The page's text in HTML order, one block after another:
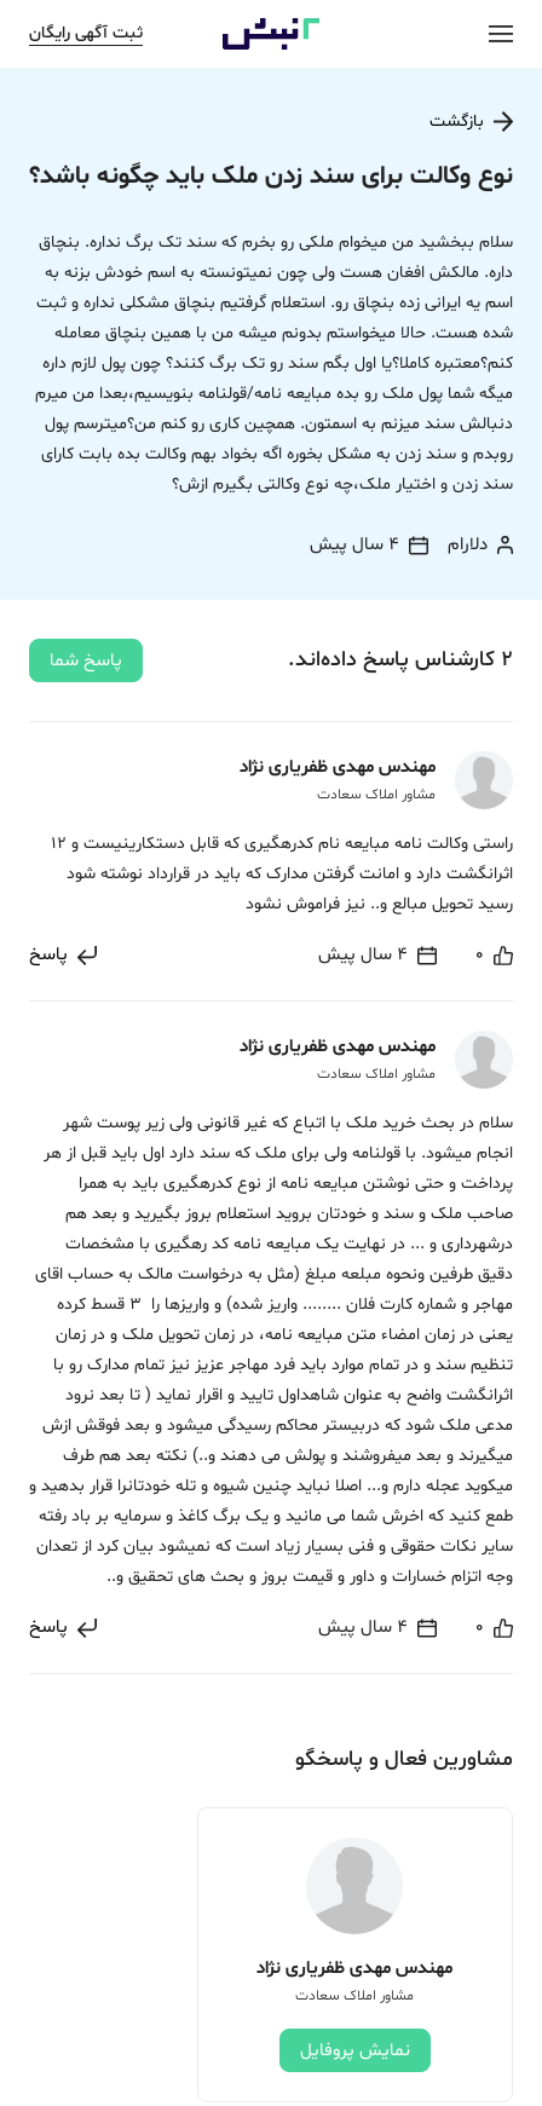
ثبت آگهی رایگان
بازگشت
نوع وکالت برای سند زدن ملک باید چگونه باشد؟
سلام ببخشید من میخوام ملکی رو بخرم که سند تک برگ نداره. بنچاق
داره. مالکش افغان هست ولی چون نمیتونسته به اسم خودش بزنه به
اسم یه ایرانی زده بنچاق رو. استعلام گرفتیم بنچاق مشکلی نداره و ثبت
شده هست. حالا میخواستم بدونم میشه من با همین بنچاق معامله
کنم؟معتبره کاملا؟یا اول بگم سند رو تک برگ کنند؟ چون پول لازم داره
میگه شما پول ملک رو بده مبایعه نامه/قولنامه بنویسیم،بعدا من میرم
دنبالش سند میزنم به اسمتون. همچین کاری رو کنم من؟میترسم پول
رو‌بدم و سند زدن به مشکل بخوره اگه بخواد بهم وکالت بده بابت کارای
سند زدن و اختیار ملک،چه نوع وکالتی بگیرم ازش؟
دلارام 4 سال پیش
2 کارشناس پاسخ داده‌اند. پاسخ شما
مهندس مهدی ظفریاری نژاد
مشاور املاک سعادت
راستی وکالت نامه مبایعه نام کدرهگیری که قابل دستکارینیست و 12
اثرانگشت دارد و امانت گرفتن مدارک که باید در قرارداد نوشته شود
رسید تحویل مبالع و.. نیز فراموش نشود
0 4 سال پیش پاسخ
مهندس مهدی ظفریاری نژاد
مشاور املاک سعادت
سلام در بحث خرید ملک با اتباع که غیر قانونی ولی زیر پوست شهر
انجام میشود. با قولنامه ولی برای ملک که سند دارد اول باید قبل از هر
پرداخت و حتی نوشتن مبایعه نامه از نوع کدرهگیری باید به همرا
صاحب ملک و سند و خودتان بروید استعلام بروز بگیرید و بعد هم
درشهرداری و ... در نهایت یک مبایعه نامه کد رهگیری با مشخصات
دقیق طرفین ونحوه مبلعه مبلغ (مثل به درخواست مالک به حساب اقای
مهاجر و شماره کارت فلان ........ واریز شده) و واریزها را 3 قسط کرده
یعنی در زمان امضاء متن مبایعه نامه، در زمان تحویل ملک و در زمان
تنظیم سند و در تمام موارد باید فرد مهاجر عزیز نیز تمام مدارک رو با
اثرانگشت واضح به عنوان شاهداول تایید و اقرار نماید ( تا بعد نرود
مدعی ملک شود که دربیستر محاکم رسیدگی میشود و بعد فوقش ازش
میگیرند و بعد میفروشند و پولش می دهند و..) نکته بعد هم طرف
میکوید عجله دارم و... اصلا نباید چنین شیوه و تله خودتانرا قرار بدهید و
طمع کنید که اخرش شما می مانید و یک برگ کاغذ و سرمایه بر باد رفته
سایر نکات حقوقی و فنی بسیار زیاد است که نمیشود بیان کرد از تعدان
وجه اتزام خسارات و داور و قیمت بروز و بحث های تحقیق و..
0 4 سال پیش پاسخ
مشاورین فعال و پاسخگو
مهندس مهدی ظفریاری نژاد
مشاور املاک سعادت
نمایش پروفایل